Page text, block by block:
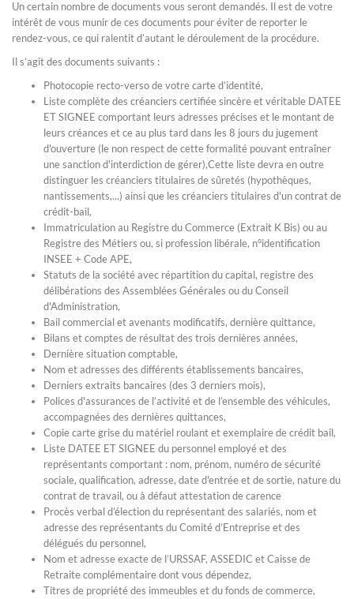
Un certain nombre de documents vous seront demandés. Il est de votre
intérêt de vous munir de ces documents pour éviter de reporter le
rendez-vous, ce qui ralentit d’autant le déroulement de la procédure.
Il s’agit des documents suivants :
Photocopie recto-verso de votre carte d’identité,
Liste complète des créanciers certifiée sincère et véritable DATEE
ET SIGNEE comportant leurs adresses précises et le montant de
leurs créances et ce au plus tard dans les 8 jours du jugement
d'ouverture (le non respect de cette formalité pouvant entraîner
une sanction d'interdiction de gérer),Cette liste devra en outre
distinguer les créanciers titulaires de sûretés (hypothèques,
nantissements,...) ainsi que les créanciers titulaires d'un contrat de
crédit-bail,
Immatriculation au Registre du Commerce (Extrait K Bis) ou au
Registre des Métiers ou, si profession libérale, n°identification
INSEE + Code APE,
Statuts de la société avec répartition du capital, registre des
délibérations des Assemblées Générales ou du Conseil
d'Administration,
Bail commercial et avenants modificatifs, dernière quittance,
Bilans et comptes de résultat des trois dernières années,
Dernière situation comptable,
Nom et adresses des différents établissements bancaires,
Derniers extraits bancaires (des 3 derniers mois),
Polices d'assurances de l’activité et de l’ensemble des véhicules,
accompagnées des dernières quittances,
Copie carte grise du matériel roulant et exemplaire de crédit bail,
Liste DATEE ET SIGNEE du personnel employé et des
représentants comportant : nom, prénom, numéro de sécurité
sociale, qualification, adresse, date d'entrée et de sortie, nature du
contrat de travail, ou à défaut attestation de carence
Procès verbal d’élection du représentant des salariés, nom et
adresse des représentants du Comité d’Entreprise et des
délégués du personnel,
Nom et adresse exacte de l’URSSAF, ASSEDIC et Caisse de
Retraite complémentaire dont vous dépendez,
Titres de propriété des immeubles et du fonds de commerce,